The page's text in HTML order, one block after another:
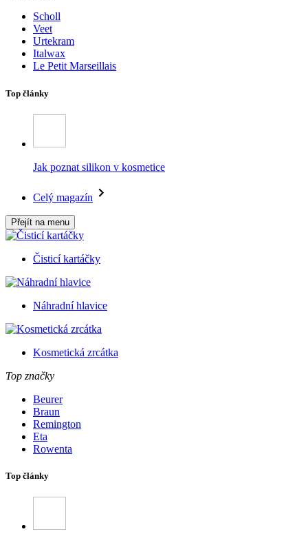
Scholl
Veet
Urtekram
Italwax
Le Petit Marseillais
Top články
Jak poznat silikon v kosmetice
Celý magazín
Přejít na menu
Čisticí kartáčky
Náhradní hlavice
Kosmetická zrcátka
Top značky
Beurer
Braun
Remington
Eta
Rowenta
Top články